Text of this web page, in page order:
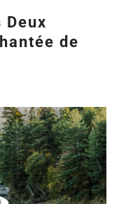
Deux
de